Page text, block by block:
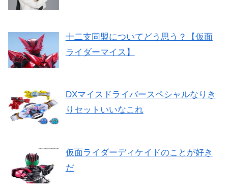
十二支同盟についてどう思う？【仮面
ライダーマイス】
DXマイスドライバースペシャルなりき
りセットいいなこれ
仮面ライダーディケイドのことが好き
だ